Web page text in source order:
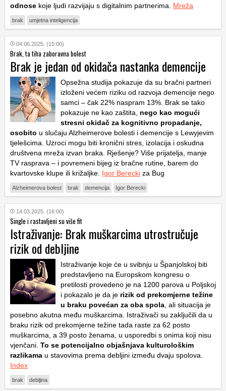
odnose koje ljudi razvijaju s digitalnim partnerima. Mreža
brak umjetna inteligencija
04.06.2025. (15:00)
Brak, ta tiha zaboravna bolest
Brak je jedan od okidača nastanka demencije
Opsežna studija pokazuje da su bračni partneri
izloženi većem riziku od razvoja demencije nego
samci – čak 22% naspram 13%. Brak se tako
pokazuje ne kao zaštita,
nego kao mogući
stresni okidač za kognitivno propadanje,
osobito u slučaju Alzheimerove bolesti i demencije s Lewyjevim
tjelešcima. Uzroci mogu biti kronični stres, izolacija i oskudna
društvena mreža izvan braka. Rješenje? Više prijatelja, manje
TV rasprava – i povremeni bijeg iz bračne rutine, barem do
kvartovske klupe ili križaljke. Igor Berecki za Bug
Alzheimerova bolest brak demencija Igor Berecki
14.03.2025. (16:00)
Single i rastavljeni su više fit
Istraživanje: Brak muškarcima utrostručuje
rizik od debljine
Istraživanje koje će u svibnju u Španjolskoj biti
predstavljeno na Europskom kongresu o
pretilosti provedeno je na 1200 parova u Poljskoj
i pokazalo je da je rizik od prekomjerne težine
u braku povećan za oba spola , ali situacija je
posebno akutna među muškarcima. Istraživači su zaključili da u
braku rizik od prekomjerne težine tada raste za 62 posto
muškarcima, a 39 posto ženama, u usporedbi s onima koji nisu
vjenčani. To se potencijalno objašnjava kulturološkim
razlikama u stavovima prema debljini između dvaju spolova.
Index
brak debljina